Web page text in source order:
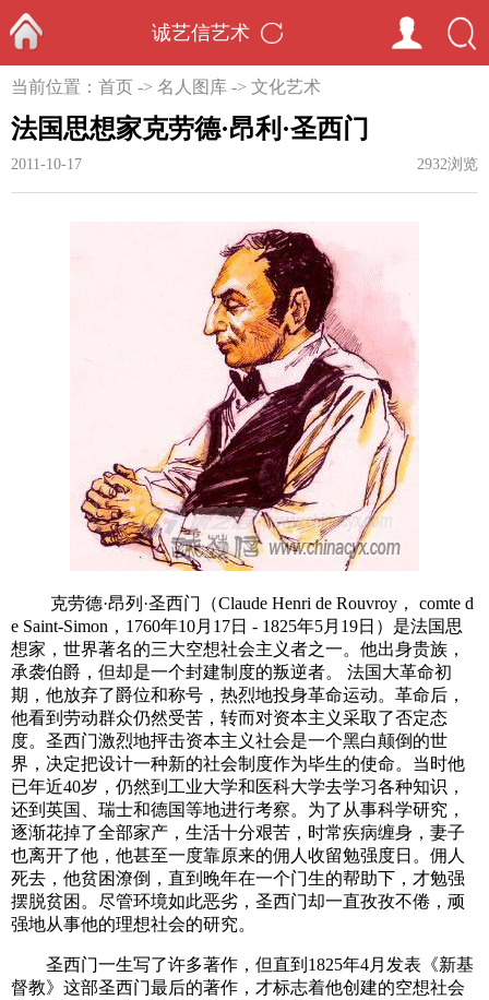
首页
诚艺信艺术
当前位置： 首页 -> 名人图库 -> 文化艺术
法国思想家克劳德·昂利·圣西门
2011-10-17 2932浏览
克劳德·昂列·圣西门（Claude Henri de Rouvroy， comte d
e Saint-Simon，1760年10月17日 - 1825年5月19日）是法国思
想家，世界著名的三大空想社会主义者之一。他出身贵族，
承袭伯爵，但却是一个封建制度的叛逆者。 法国大革命初
期，他放弃了爵位和称号，热烈地投身革命运动。革命后，
他看到劳动群众仍然受苦，转而对资本主义采取了否定态
度。圣西门激烈地抨击资本主义社会是一个黑白颠倒的世
界，决定把设计一种新的社会制度作为毕生的使命。当时他
已年近40岁，仍然到工业大学和医科大学去学习各种知识，
还到英国、瑞士和德国等地进行考察。为了从事科学研究，
逐渐花掉了全部家产，生活十分艰苦，时常疾病缠身，妻子
也离开了他，他甚至一度靠原来的佣人收留勉强度日。佣人
死去，他贫困潦倒，直到晚年在一个门生的帮助下，才勉强
摆脱贫困。尽管环境如此恶劣，圣西门却一直孜孜不倦，顽
强地从事他的理想社会的研究。
圣西门一生写了许多著作，但直到1825年4月发表《新基
督教》这部圣西门最后的著作，才标志着他创建的空想社会